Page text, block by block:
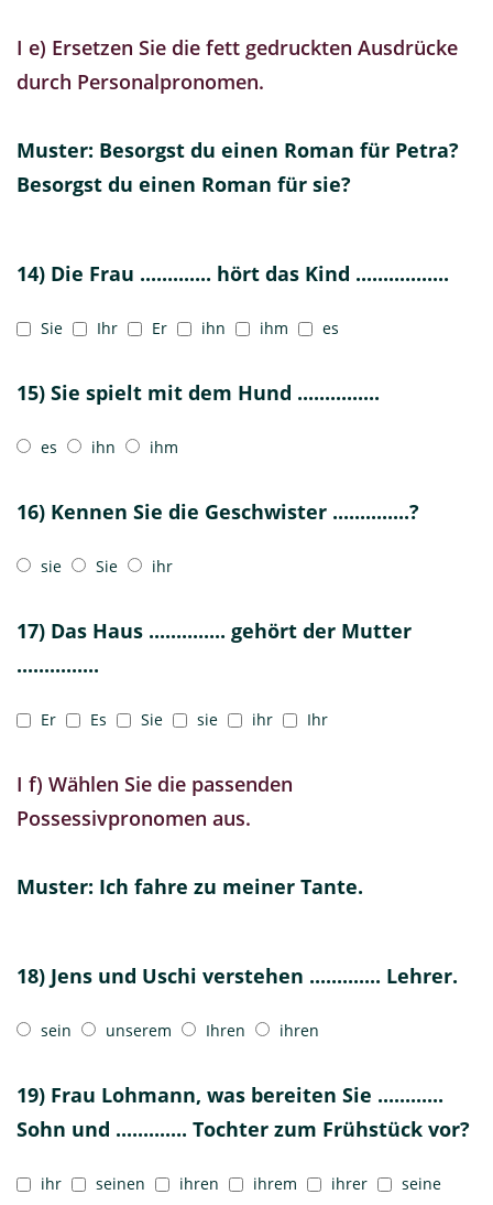
I e) Ersetzen Sie die fett gedruckten Ausdrücke
durch Personalpronomen.
Muster: Besorgst du einen Roman für Petra?
Besorgst du einen Roman für sie?
14) Die Frau ............. hört das Kind .................
Sie Ihr Er ihn ihm es
15) Sie spielt mit dem Hund ...............
es ihn ihm
16) Kennen Sie die Geschwister ..............?
sie Sie ihr
17) Das Haus .............. gehört der Mutter
...............
Er Es Sie sie ihr Ihr
I f) Wählen Sie die passenden
Possessivpronomen aus.
Muster: Ich fahre zu meiner Tante.
18) Jens und Uschi verstehen ............. Lehrer.
sein unserem Ihren ihren
19) Frau Lohmann, was bereiten Sie ............
Sohn und ............. Tochter zum Frühstück vor?
ihr seinen ihren ihrem ihrer seine